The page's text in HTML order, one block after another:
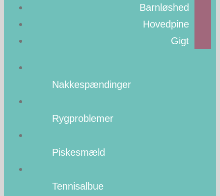
Barnløshed
Hovedpine
Gigt
Nakkespændinger
Rygproblemer
Piskesmæld
Tennisalbue